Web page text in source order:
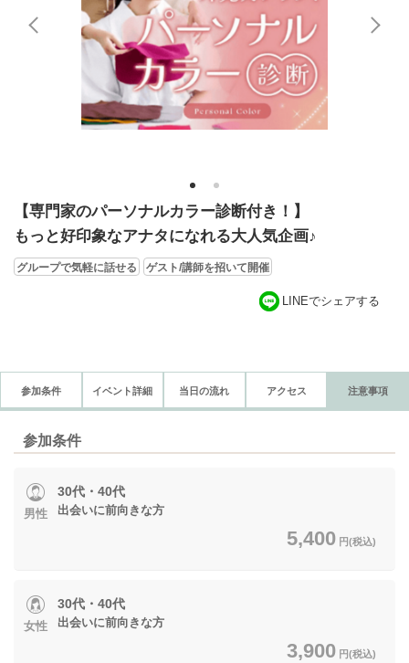
1 2
【専門家のパーソナルカラー診断付き！】
もっと好印象なアナタになれる大人気企画♪
グループで気軽に話せる ゲスト/講師を招いて開催
LINEでシェアする
参加条件 イベント詳細 当日の流れ アクセス 注意事項
参加条件
男性
30代・40代
出会いに前向きな方
5,400 円(税込)
女性
30代・40代
出会いに前向きな方
3,900 円(税込)